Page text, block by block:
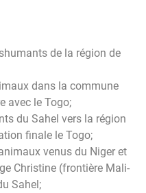
de la région de
dans la commune
avec le Togo;
du Sahel vers la région
finale le Togo;
venus du Niger et
Christine (frontière Mali-
Sahel;